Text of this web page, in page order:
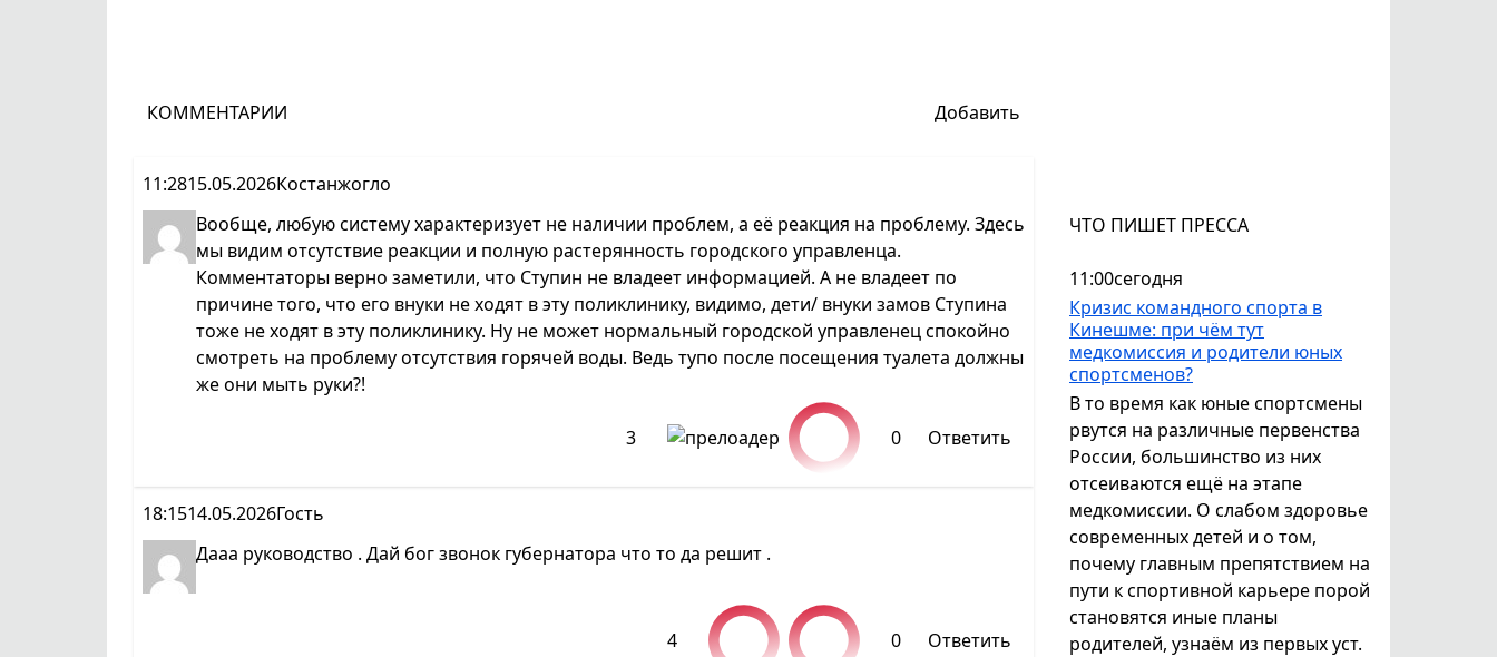
ЧТО ПИШЕТ ПРЕССА
11:00сегодня
Кризис командного спорта в
Кинешме: при чём тут
медкомиссия и родители юных
спортсменов?
В то время как юные спортсмены
рвутся на различные первенства
России, большинство из них
отсеиваются ещё на этапе
медкомиссии. О слабом здоровье
современных детей и о том,
почему главным препятствием на
пути к спортивной карьере порой
становятся иные планы
родителей, узнаём из первых уст.
КОММЕНТАРИИ Добавить
11:2815.05.2026Костанжогло
Вообще, любую систему характеризует не наличии проблем, а её реакция на проблему. Здесь
мы видим отсутствие реакции и полную растерянность городского управленца.
Комментаторы верно заметили, что Ступин не владеет информацией. А не владеет по
причине того, что его внуки не ходят в эту поликлинику, видимо, дети/ внуки замов Ступина
тоже не ходят в эту поликлинику. Ну не может нормальный городской управленец спокойно
смотреть на проблему отсутствия горячей воды. Ведь тупо после посещения туалета должны
же они мыть руки?!
3 0 Ответить
18:1514.05.2026Гость
Дааа руководство . Дай бог звонок губернатора что то да решит .
4 0 Ответить